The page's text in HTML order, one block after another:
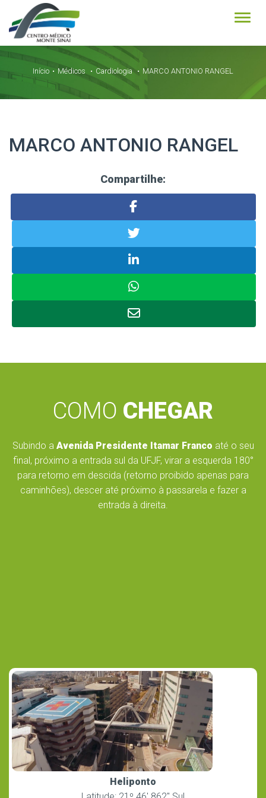
Início Médicos Cardiologia MARCO ANTONIO RANGEL
MARCO ANTONIO RANGEL
Compartilhe:
COMO CHEGAR
Subindo a Avenida Presidente Itamar Franco até o seu
final, próximo a entrada sul da UFJF, virar a esquerda 180°
para retorno em descida (retorno proibido apenas para
caminhões), descer até próximo à passarela e fazer a
entrada à direita.
Heliponto